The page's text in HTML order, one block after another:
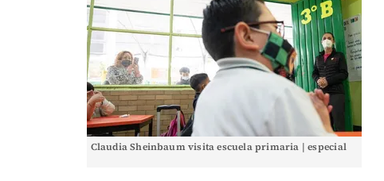
Claudia Sheinbaum visita escuela primaria | especial